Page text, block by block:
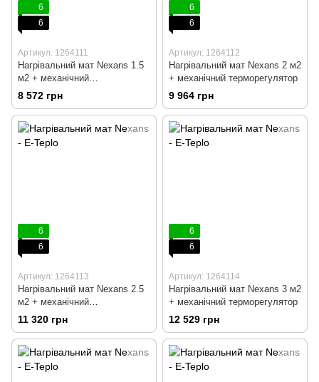
6
6
Артикул: 1264111
Нагрівальний мат Nexans 1.5
м2 + механічний
терморегулятор
8 572 грн
6
6
Артикул: 1264112
Нагрівальний мат Nexans 2 м2
+ механічний терморегулятор
9 964 грн
6
6
Артикул: 1264113
Нагрівальний мат Nexans 2.5
м2 + механічний
терморегулятор
11 320 грн
6
6
Артикул: 1264114
Нагрівальний мат Nexans 3 м2
+ механічний терморегулятор
12 529 грн